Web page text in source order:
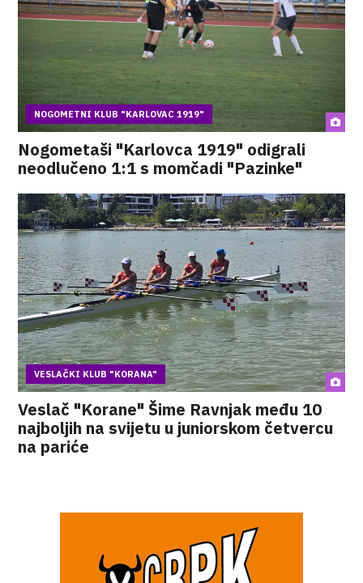
NOGOMETNI KLUB "KARLOVAC 1919"
Nogometaši "Karlovca 1919" odigrali
neodlučeno 1:1 s momčadi "Pazinke"
VESLAČKI KLUB "KORANA"
Veslač "Korane" Šime Ravnjak među 10
najboljih na svijetu u juniorskom četvercu
na pariće